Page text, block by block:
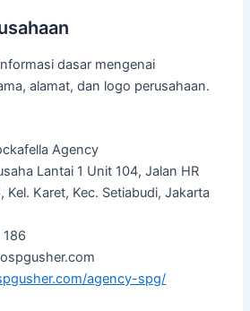
dasar mengenai
alamat, dan logo perusahaan.
Agency
Lantai 1 Unit 104, Jalan HR
Kel. Karet, Kec. Setiabudi, Jakarta
agency-spg/